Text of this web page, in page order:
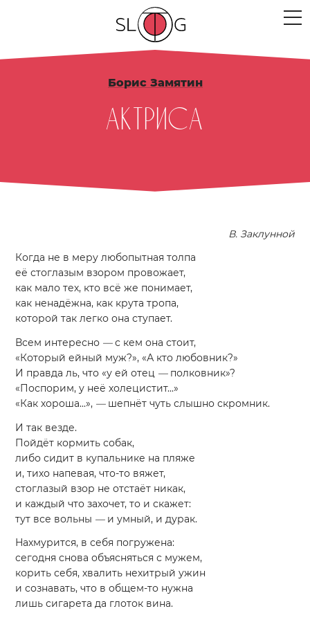
Борис Замятин
Актриса
В. Заклунной
Когда не в меру любопытная толпа
её стоглазым взором провожает,
как мало тех, кто всё же понимает,
как ненадёжна, как крута тропа,
которой так легко она ступает.
Всем интересно —с кем она стоит,
«Который ейный муж?», «А кто любовник?»
И правда ль, что «у ей отец —полковник»?
«Поспорим, у неё холецистит...»
«Как хороша...», —шепнёт чуть слышно скромник.
И так везде.
Пойдёт кормить собак,
либо сидит в купальнике на пляже
и, тихо напевая, что-то вяжет,
стоглазый взор не отстаёт никак,
и каждый что захочет, то и скажет:
тут все вольны —и умный, и дурак.
Нахмурится, в себя погружена:
сегодня снова объясняться с мужем,
корить себя, хвалить нехитрый ужин
и сознавать, что в общем-то нужна
лишь сигарета да глоток вина.
ЛЮДИ
МЕРОПРИЯТИЯ
МЫСЛИ